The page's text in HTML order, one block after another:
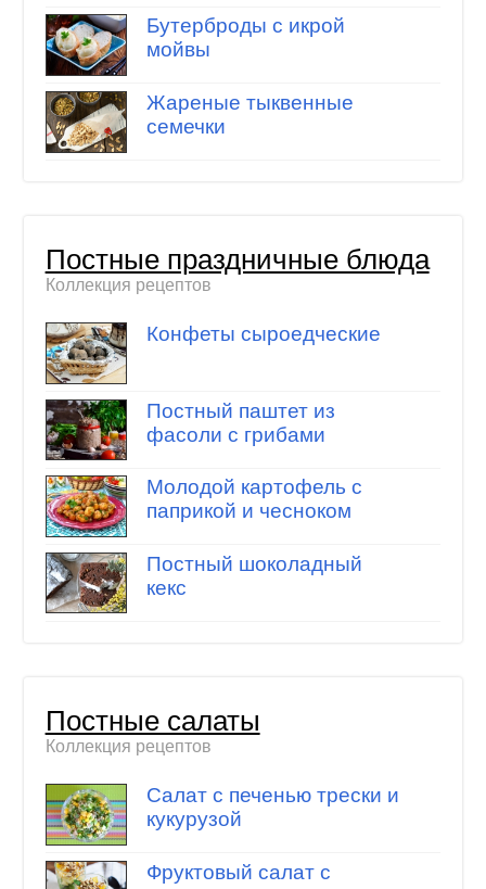
Бутерброды с икрой
мойвы
Жареные тыквенные
семечки
Постные праздничные блюда
Коллекция рецептов
Конфеты сыроедческие
Постный паштет из
фасоли с грибами
Молодой картофель с
паприкой и чесноком
Постный шоколадный
кекс
Постные салаты
Коллекция рецептов
Салат с печенью трески и
кукурузой
Фруктовый салат с